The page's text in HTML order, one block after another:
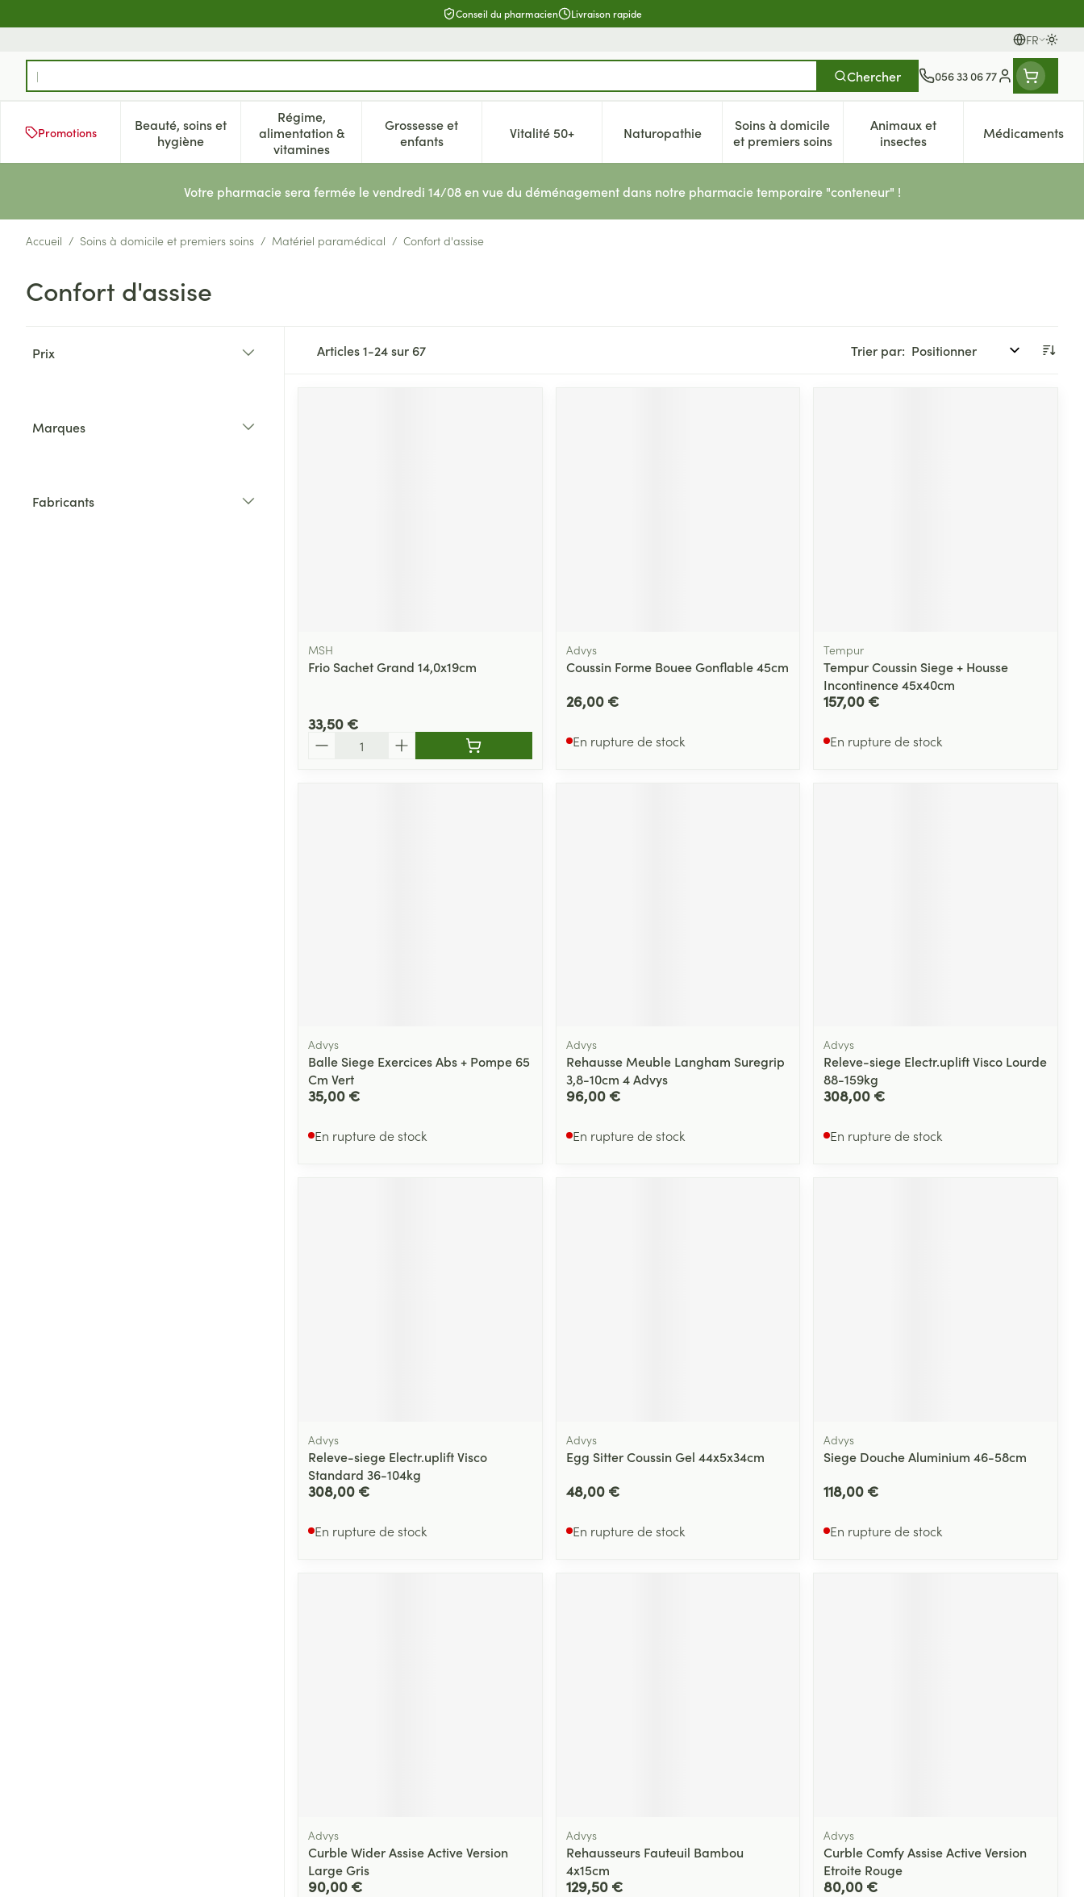
Conseil du pharmacien Livraison rapide
FR
Langues
Rechercher
Chercher 056 33 06 77
Menu client
Promotions
Beauté, soins et
hygièneAfficher le sous-menu pour la catégorie Beauté, soins et hygiène
Régime,
alimentation &
vitamines
Afficher le sous-menu pour la catégorie Régime, alimentation & vitamines
Grossesse et
enfantsAfficher le sous-menu pour la catégorie Grossesse et enfants
Vitalité 50+Afficher le sous-menu pour la catégorie Vitalité 50+
Naturopathie
Afficher le sous-menu pour la catégorie Naturopathie
Soins à domicile
et premiers soinsAfficher le sous-menu pour la catégorie Soins à
Animaux et
insectes
Afficher le sous-menu pour la
Médicaments
Afficher
Votre pharmacie sera fermée le vendredi 14/08 en vue du déménagement dans notre pharmacie temporaire "conteneur" !
Accueil / Soins à domicile et premiers soins / Matériel paramédical / Confort d'assise
Confort d'assise
Prix
Marques
Fabricants
Articles1-24sur 67 Trier par:
MSH
Frio Sachet Grand 14,0x19cm
33,50 €
Advys
Coussin Forme Bouee Gonflable 45cm
26,00 €
En rupture de stock
Tempur
Tempur Coussin Siege + Housse
Incontinence 45x40cm
157,00 €
En rupture de stock
Advys
Balle Siege Exercices Abs + Pompe 65
Cm Vert
35,00 €
En rupture de stock
Advys
Rehausse Meuble Langham Suregrip
3,8-10cm 4 Advys
96,00 €
En rupture de stock
Advys
Releve-siege Electr.uplift Visco Lourde
88-159kg
308,00 €
En rupture de stock
Advys
Releve-siege Electr.uplift Visco
Standard 36-104kg
308,00 €
En rupture de stock
Advys
Egg Sitter Coussin Gel 44x5x34cm
48,00 €
En rupture de stock
Advys
Siege Douche Aluminium 46-58cm
118,00 €
En rupture de stock
Advys
Curble Wider Assise Active Version
Large Gris
90,00 €
Advys
Rehausseurs Fauteuil Bambou
4x15cm
129,50 €
Advys
Curble Comfy Assise Active Version
Etroite Rouge
80,00 €